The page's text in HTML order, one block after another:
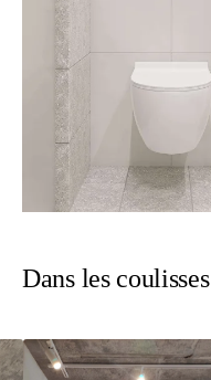
Dans les coulisses